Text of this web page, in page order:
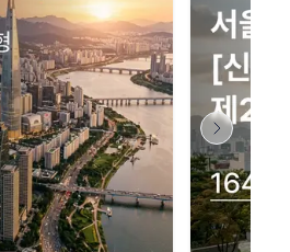
지도 연결 안내
활하지 않아 지도를 불러올 수 없습니다.
편을 드려 죄송합니다.
다시 시도